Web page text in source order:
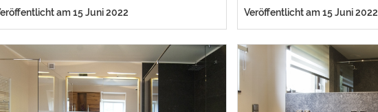
am 15 Juni 2022 Veröffentlicht am 15 Juni 2022